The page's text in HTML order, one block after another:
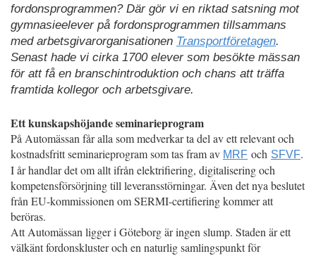
fordonsprogrammen? Där gör vi en riktad satsning mot
gymnasieelever på fordonsprogrammen tillsammans
med arbetsgivarorganisationen Transportföretagen.
Senast hade vi cirka 1700 elever som besökte mässan
för att få en branschintroduktion och chans att träffa
framtida kollegor och arbetsgivare.
Ett kunskapshöjande seminarieprogram
På Automässan får alla som medverkar ta del av ett relevant och
kostnadsfritt seminarieprogram som tas fram av MRF och SFVF.
I år handlar det om allt ifrån elektrifiering, digitalisering och
kompetensförsörjning till leveransstörningar. Även det nya beslutet
från EU-kommissionen om SERMI-certifiering kommer att
beröras.
Att Automässan ligger i Göteborg är ingen slump. Staden är ett
välkänt fordonskluster och en naturlig samlingspunkt för